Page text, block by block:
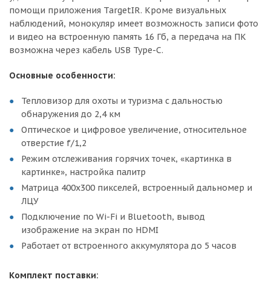
помощи приложения TargetIR. Кроме визуальных
наблюдений, монокуляр имеет возможность записи фото
и видео на встроенную память 16 Гб, а передача на ПК
возможна через кабель USB Type-C.
Основные особенности:
Тепловизор для охоты и туризма с дальностью
обнаружения до 2,4 км
Оптическое и цифровое увеличение, относительное
отверстие f/1,2
Режим отслеживания горячих точек, «картинка в
картинке», настройка палитр
Матрица 400х300 пикселей, встроенный дальномер и
ЛЦУ
Подключение по Wi-Fi и Bluetooth, вывод
изображение на экран по HDMI
Работает от встроенного аккумулятора до 5 часов
Комплект поставки: